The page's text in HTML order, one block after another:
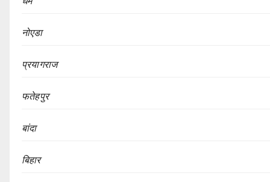
नोएडा
प्रयागराज
फतेहपुर
बांदा
बिहार